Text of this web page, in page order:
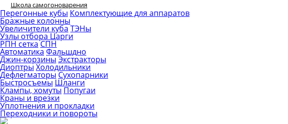
Школа самогоноварения
Перегонные кубы Комплектующие для аппаратов
Бражные колонны
Увеличители куба ТЭНы
Узлы отбора Царги
РПН сетка СПН
Автоматика Фальшдно
Джин-корзины Экстракторы
Диоптры Холодильники
Дефлегматоры Сухопарники
Быстросъемы Шланги
Клампы, хомуты Попугаи
Краны и врезки
Уплотнения и прокладки
Переходники и повороты